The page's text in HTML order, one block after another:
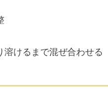
けるまで混ぜ合わせる